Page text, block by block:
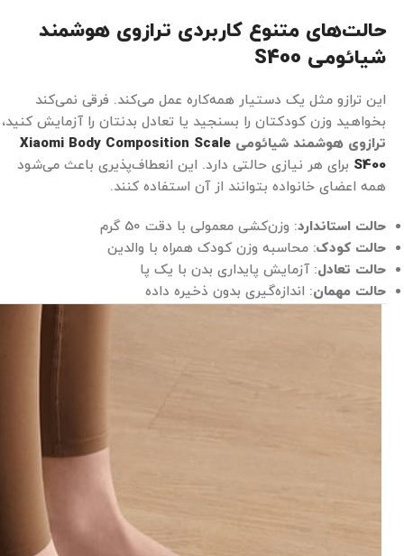
حالت‌های متنوع کاربردی ترازوی هوشمند
شیائومی S400
این ترازو مثل یک دستیار همه‌کاره عمل می‌کند. فرقی نمی‌کند
بخواهید وزن کودکتان را بسنجید یا تعادل بدنتان را آزمایش کنید،
ترازوی هوشمند شیائومی Xiaomi Body Composition Scale
S400 برای هر نیازی حالتی دارد. این انعطاف‌پذیری باعث می‌شود
همه اعضای خانواده بتوانند از آن استفاده کنند.
حالت استاندارد: وزن‌کشی معمولی با دقت 50 گرم
حالت کودک: محاسبه وزن کودک همراه با والدین
حالت تعادل: آزمایش پایداری بدن با یک پا
حالت مهمان: اندازه‌گیری بدون ذخیره داده